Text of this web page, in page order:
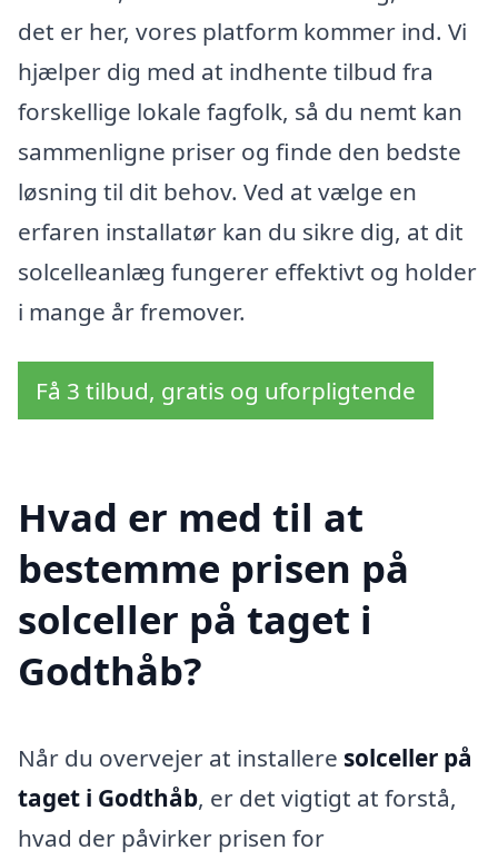
det er her, vores platform kommer ind. Vi
hjælper dig med at indhente tilbud fra
forskellige lokale fagfolk, så du nemt kan
sammenligne priser og finde den bedste
løsning til dit behov. Ved at vælge en
erfaren installatør kan du sikre dig, at dit
solcelleanlæg fungerer effektivt og holder
i mange år fremover.
Få 3 tilbud, gratis og uforpligtende
Hvad er med til at
bestemme prisen på
solceller på taget i
Godthåb?
Når du overvejer at installere solceller på
taget i Godthåb, er det vigtigt at forstå,
hvad der påvirker prisen for